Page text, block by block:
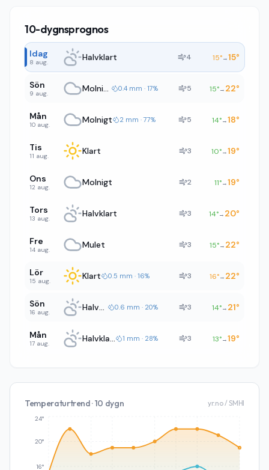
10-dygnsprognos
Idag
8 aug. Halvklart 4 15°→15°
Sön
9 aug. Molnigt 0.4 mm · 17% 5 15°→ 22°
Mån
10 aug. Molnigt 2 mm · 77% 5 14°→18°
Tis
11 aug. Klart 3 10°→19°
Ons
12 aug. Molnigt 2 11°→19°
Tors
13 aug. Halvklart 3 14°→ 20°
Fre
14 aug. Mulet 3 15°→ 22°
Lör
15 aug. Klart 0.5 mm · 16% 3 16°→ 22°
Sön
16 aug. Halvklart 0.6 mm · 20% 3 14°→ 21°
Mån
17 aug. Halvklart 1 mm · 28% 3 13°→19°
Temperaturtrend · 10 dygn yr.no / SMHI
16°
20°
24°